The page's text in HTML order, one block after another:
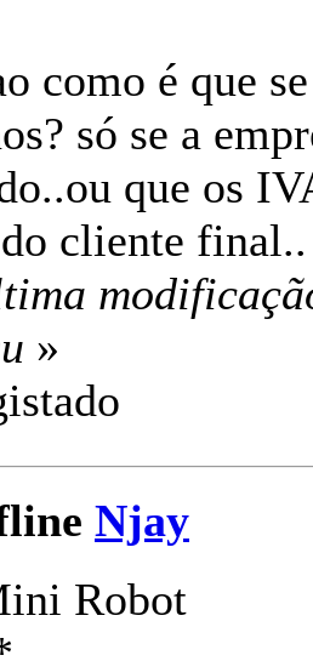
como é que
só se a
que os
cliente final..
»
Njay
Robot